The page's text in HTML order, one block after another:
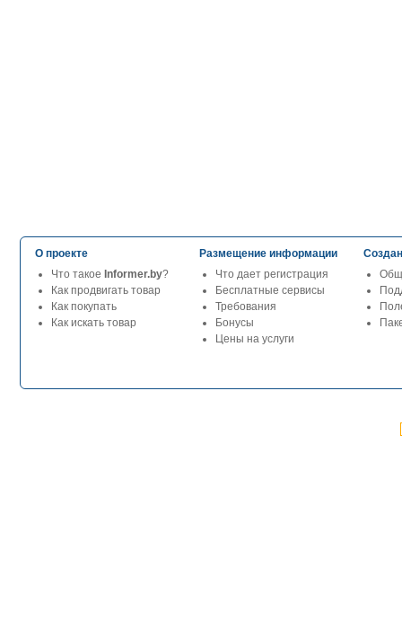
О проекте
Что такое Informer.by?
Как продвигать товар
Как покупать
Как искать товар
Размещение информации
Что дает регистрация
Бесплатные сервисы
Требования
Бонусы
Цены на услуги